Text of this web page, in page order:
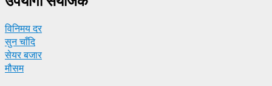
विनिमय दर
सुन चाँदि
सेयर बजार
मौसम